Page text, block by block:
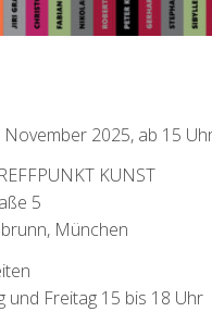
November 2025, ab 15
KUNST
5
München
und Freitag 15 bis 18 Uhr